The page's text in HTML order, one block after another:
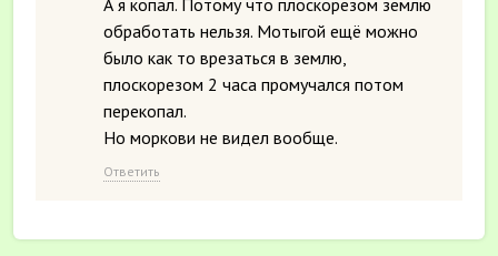
А я копал. Потому что плоскорезом землю
обработать нельзя. Мотыгой ещё можно
было как то врезаться в землю,
плоскорезом 2 часа промучался потом
перекопал.
Но моркови не видел вообще.
Ответить